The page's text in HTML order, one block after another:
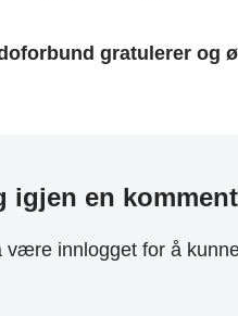
gratulerer og
igjen en
være innloggetfor å